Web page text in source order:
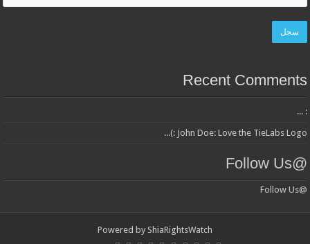
Recent Comments
: ...
John Doe: Love the TieLabs Logo :)...
@Follow Us
@Follow Us
Powered by ShiaRightsWatch